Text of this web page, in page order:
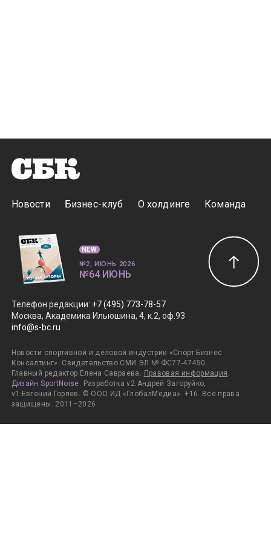
Новости Бизнес-клуб О холдинге Команда
Телефон редакции: +7 (495) 773-78-57
Москва, Академика Ильюшина, 4, к.2, оф.93
info@s-bc.ru
Новости спортивной и деловой индустрии «Спорт Бизнес
Консалтинг». Свидетельство СМИ ЭЛ № ФС77-47450.
Главный редактор Елена Савраева. Правовая информация.
Дизайн SportNoise. Разработка v2:Андрей Загоруйко,
v1:Евгений Горяев. © ООО ИД «ГлобалМедиа». +16. Все права
защищены. 2011–2026.
NEW
№2, ИЮНЬ 2026
№64 ИЮНЬ